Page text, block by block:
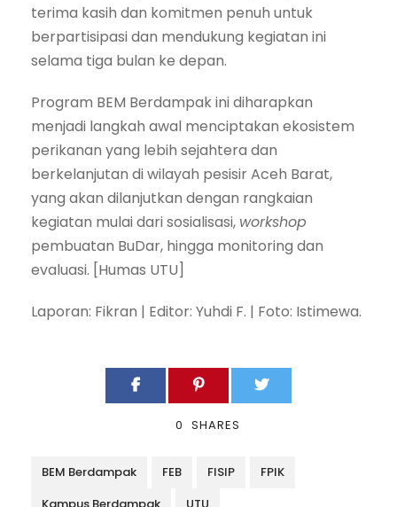
terima kasih dan komitmen penuh untuk
berpartisipasi dan mendukung kegiatan ini
selama tiga bulan ke depan.
Program BEM Berdampak ini diharapkan
menjadi langkah awal menciptakan ekosistem
perikanan yang lebih sejahtera dan
berkelanjutan di wilayah pesisir Aceh Barat,
yang akan dilanjutkan dengan rangkaian
kegiatan mulai dari sosialisasi, workshop
pembuatan BuDar, hingga monitoring dan
evaluasi. [Humas UTU]
Laporan: Fikran | Editor: Yuhdi F. | Foto: Istimewa.
0 SHARES
BEM Berdampak FEB FISIP
FPIK